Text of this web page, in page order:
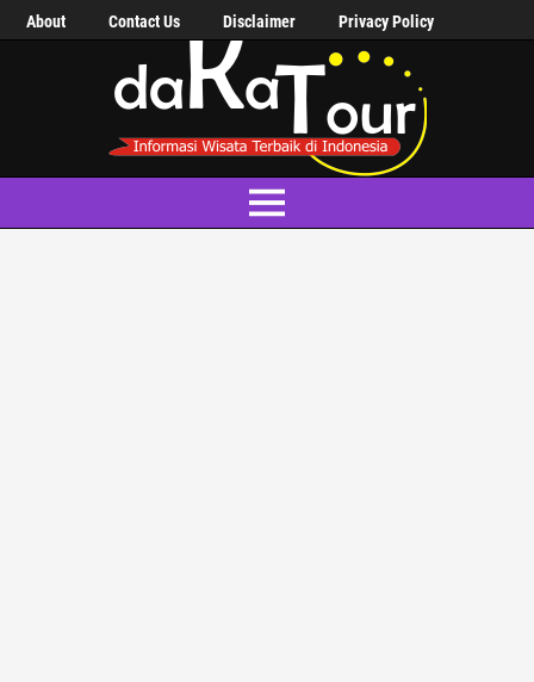
About Contact Us Disclaimer Privacy Policy